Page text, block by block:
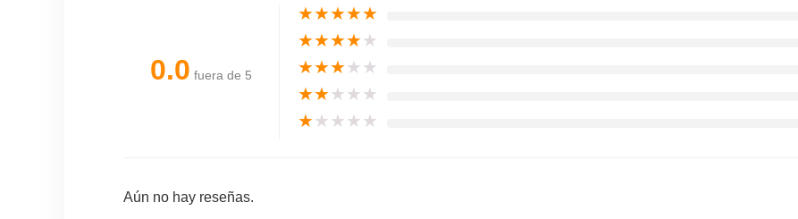
0.0 fuera de 5
★★★★★
★★★★★
★★★★★
★★★★★
★★★★★
Aún no hay reseñas.